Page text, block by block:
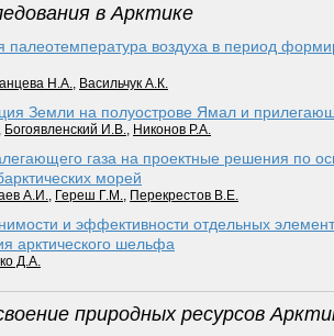
в Арктике
палеотемпература воздуха в период
Н.А., Васильчук А.К.
Земли на полуострове Ямал и
, Богоявленский И.В., Никонов Р.А.
газа на проектные решения по
морей
А.И., Гереш Г.М., Перекрестов В.Е.
и эффективности отдельных
арк­тического шельфа
Д.А.
природных ресурсов